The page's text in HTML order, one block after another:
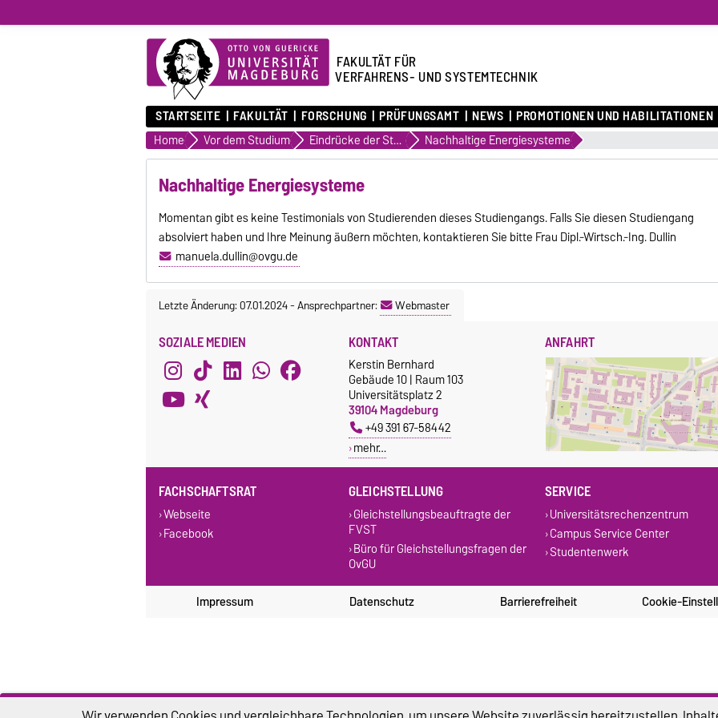
FAKULTÄT FÜR
VERFAHRENS- UND SYSTEMTECHNIK
STARTSEITE FAKULTÄT FORSCHUNG PRÜFUNGSAMT NEWS PROMOTIONEN UND HABILITATIONEN
Home Vor dem Studium Eindrücke der Studierenden Nachhaltige Energiesysteme
Nachhaltige Energiesysteme
Momentan gibt es keine Testimonials von Studierenden dieses Studiengangs. Falls Sie diesen Studiengang
absolviert haben und Ihre Meinung äußern möchten, kontaktieren Sie bitte Frau Dipl.-Wirtsch.-Ing. Dullin
manuela.dullin@ovgu.de
Letzte Änderung: 07.01.2024-Ansprechpartner: Webmaster
SOZIALE MEDIEN KONTAKT
Kerstin Bernhard
Gebäude 10 | Raum 103
Universitätsplatz 2
39104 Magdeburg
+49 391 67-58442
mehr…
ANFAHRT
FACHSCHAFTSRAT
Webseite
Facebook
GLEICHSTELLUNG
Gleichstellungsbeauftragte der
FVST
Büro für Gleichstellungsfragen der
OvGU
SERVICE
Universitätsrechenzentrum
Campus Service Center
Studentenwerk
Impressum Datenschutz Barrierefreiheit Cookie-